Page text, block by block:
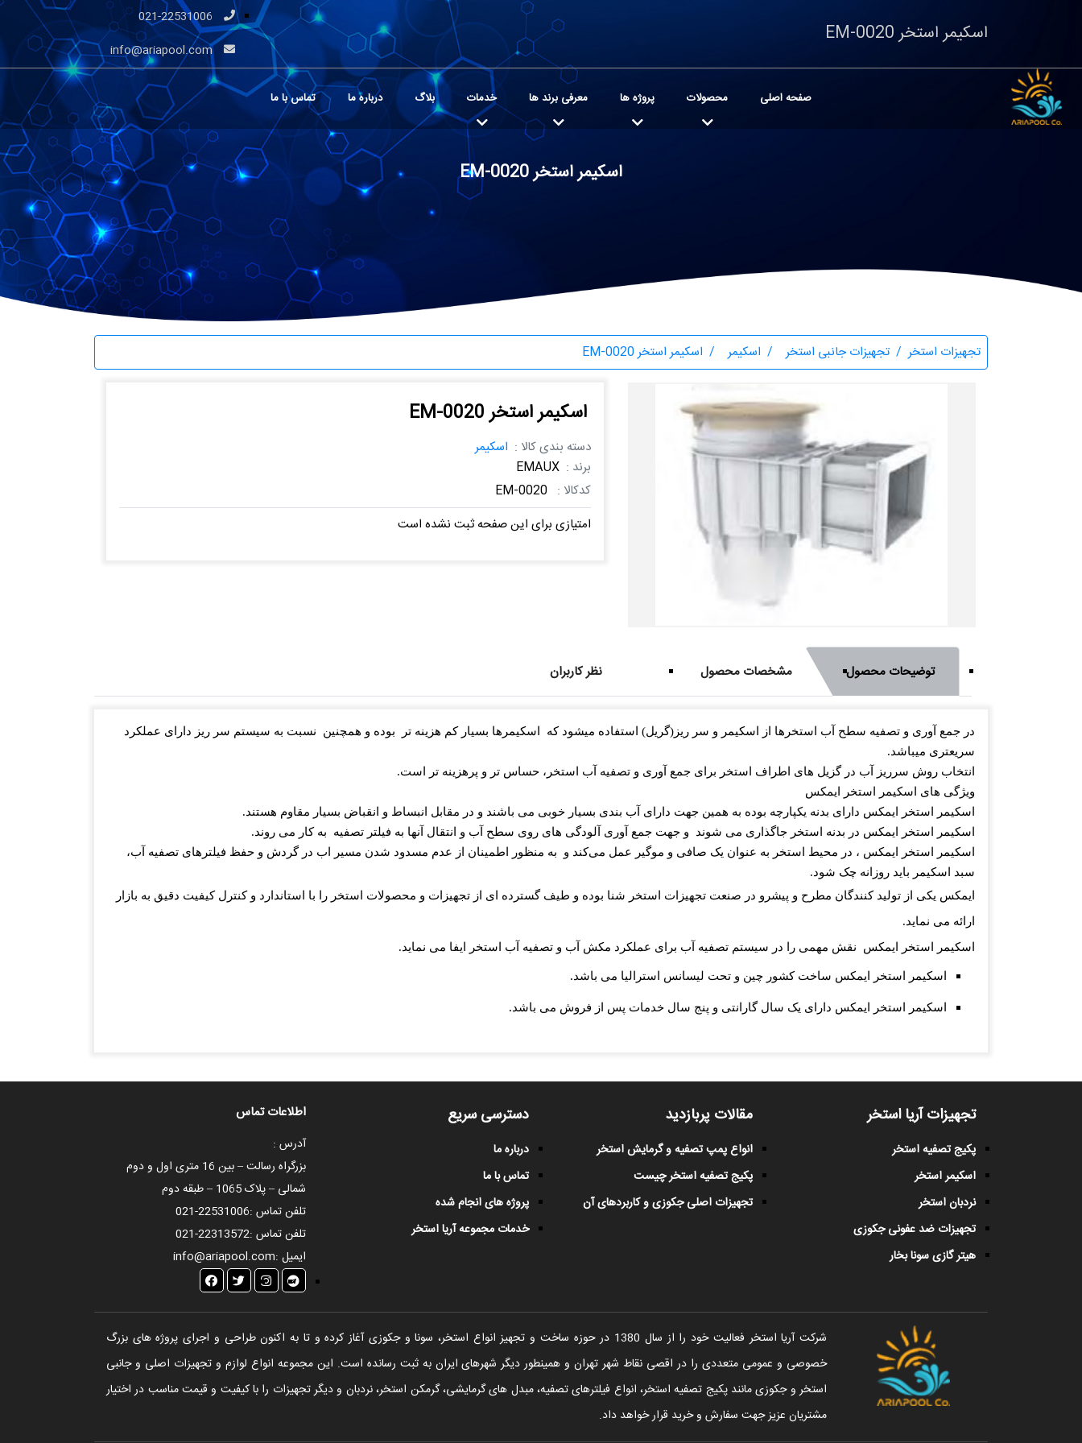
اسکیمر استخر EM-0020
info@ariapool.com
صفحه اصلی محصولات پروژه ها معرفی برند ها خدمات بلاگ درباره ما تماس با ما
اسکیمر استخر EM-0020
تجهیزات استخر تجهیزات جانبی استخر اسکیمر اسکیمر استخر EM-0020
اسکیمر استخر EM-0020
دسته بندی کالا : اسکیمر
برند : EMAUX
کدکالا : EM-0020
امتیازی برای این صفحه ثبت نشده است
توضیحات محصول مشخصات محصول نظر کاربران
در جمع آوری و تصفیه سطح آب استخرها از اسکیمر و سر ریز(گریل) استفاده میشود که اسکیمرها بسیار کم هزینه تر بوده و همچنین
نسبت به سیستم سر ریز دارای عملکرد
سریعتری میباشد.
انتخاب روش سرریز آب در گزیل های اطراف استخر برای جمع آوری و تصفیه آب استخر، حساس تر و پرهزینه تر است.
ویژگی های اسکیمر استخر ایمکس
اسکیمر استخر ایمکس دارای بدنه یکپارچه بوده به همین جهت دارای آب بندی بسیار خوبی می باشند و در مقابل انبساط و انقباض بسیار مقاوم هستند.
اسکیمر استخر ایمکس در بدنه استخر جاگذاری می شوند و جهت جمع آوری آلودگی های روی سطح آب و انتقال آنها به فیلتر تصفیه به کار می روند.
اسکیمر استخر ایمکس ، در محیط استخر به عنوان یک صافی و موگیر عمل می‌کند و
به منظور اطمینان از عدم مسدود شدن مسیر اب در گردش و حفظ فیلترهای تصفیه آب،
سبد اسکیمر باید روزانه چک شود.
ایمکس یکی از تولید کنندگان مطرح و پیشرو در صنعت تجهیزات استخر شنا بوده و طیف گسترده ای از تجهیزات و محصولات استخر را با استاندارد و کنترل کیفیت دقیق به بازار
ارائه می نماید.
اسکیمر استخر ایمکس
نقش مهمی را در سیستم تصفیه آب برای عملکرد مکش آب و تصفیه آب استخر ایفا می نماید.
اسکیمر استخر ایمکس ساخت کشور چین و تحت لیسانس استرالیا می باشد.
اسکیمر استخر ایمکس دارای یک سال گارانتی و پنج سال خدمات پس از فروش می باشد.
تجهیزات آریا استخر
پکیج تصفیه استخر
اسکیمر استخر
نردبان استخر
تجهیزات ضد عفونی جکوزی
هیتر گازی سونا بخار
مقالات پربازدید
انواع پمپ تصفیه و گرمایش استخر
پکیج تصفیه استخر چیست
تجهیزات اصلی جکوزی و کاربردهای آن
دسترسی سریع
درباره ما
تماس با ما
پروژه های انجام شده
خدمات مجموعه آریا استخر
اطلاعات تماس
آدرس :
بزرگراه رسالت – بین 16 متری اول و دوم
شمالی – پلاک 1065 – طبقه دوم
تلفن تماس :021-22531006
تلفن تماس :021-22313572
ایمیل :info@ariapool.com
شرکت آریا استخر فعالیت خود را از سال 1380 در حوزه ساخت و تجهیز انواع استخر، سونا و جکوزی آغاز کرده و تا به اکنون طراحی و اجرای پروژه های بزرگ
خصوصی و عمومی متعددی را در اقصی نقاط شهر تهران و همینطور دیگر شهرهای ایران به ثبت رسانده است. این مجموعه انواع لوازم و تجهیزات اصلی و جانبی
استخر و جکوزی مانند پکیج تصفیه استخر، انواع فیلترهای تصفیه، مبدل های گرمایشی، گرمکن استخر، نردبان و دیگر تجهیزات را با کیفیت و قیمت مناسب در اختیار
مشتریان عزیز جهت سفارش و خرید قرار خواهد داد.